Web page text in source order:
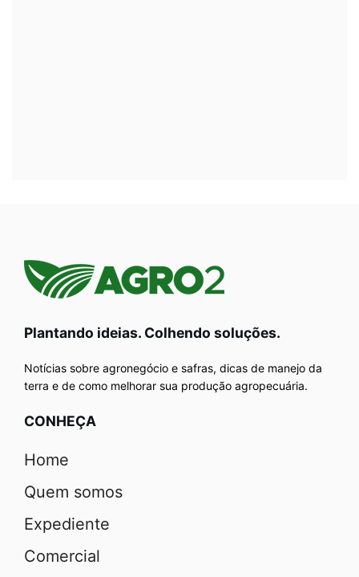
Plantando ideias. Colhendo soluções.
Notícias sobre agronegócio e safras, dicas de manejo da
terra e de como melhorar sua produção agropecuária.
CONHEÇA
Home
Quem somos
Expediente
Comercial